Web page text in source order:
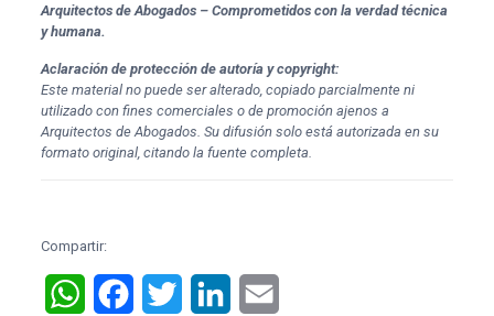
Arquitectos de Abogados – Comprometidos con la verdad técnica
y humana.
Aclaración de protección de autoría y copyright:
Este material no puede ser alterado, copiado parcialmente ni
utilizado con fines comerciales o de promoción ajenos a
Arquitectos de Abogados. Su difusión solo está autorizada en su
formato original, citando la fuente completa.
Compartir:
WhatsAppFacebookTwitter LinkedIn